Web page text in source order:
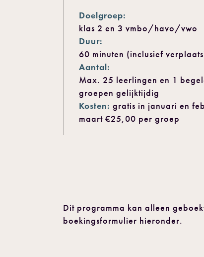
Doelgroep:
klas 2 en 3 vmbo/havo/vwo
Duur:
60 minuten (inclusief
Aantal:
Max. 25 leerlingen en 1
groepen gelijktijdig
Kosten: gratis in januari en
maart €25,00 per groep
Dit programma kan alleen
boekingsformulier hieronder.